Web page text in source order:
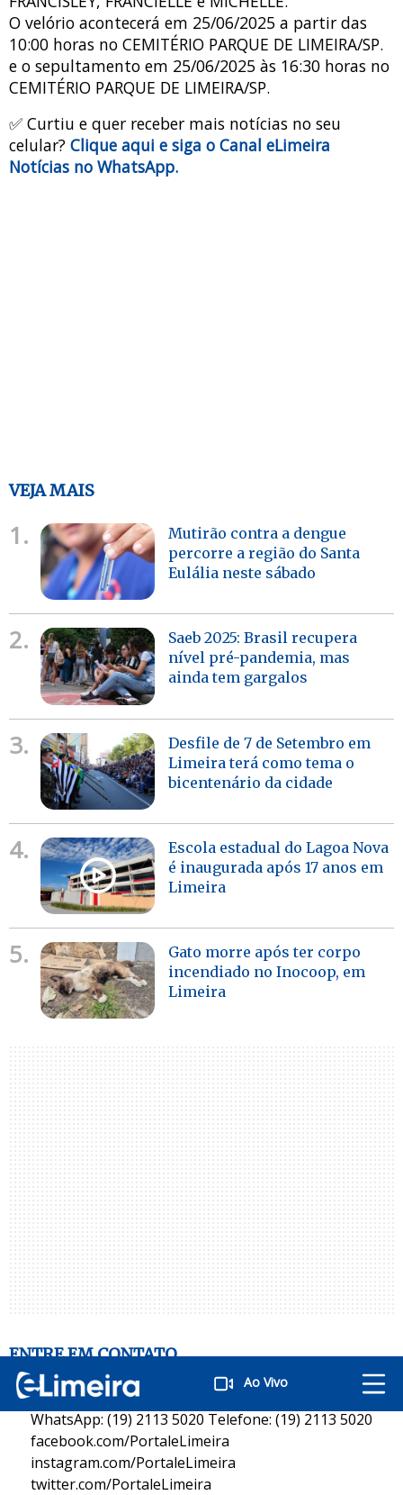
Ao Vivo
O velório acontecerá em 25/06/2025 a partir das
10:00 horas no CEMITÉRIO PARQUE DE LIMEIRA/SP.
e o sepultamento em 25/06/2025 às 16:30 horas no
CEMITÉRIO PARQUE DE LIMEIRA/SP.
✅ Curtiu e quer receber mais notícias no seu
celular? Clique aqui e siga o Canal eLimeira
Notícias no WhatsApp.
VEJA MAIS
1.
Mutirão contra a dengue
percorre a região do Santa
Eulália neste sábado
2.
Saeb 2025: Brasil recupera
nível pré-pandemia, mas
ainda tem gargalos
3.
Desfile de 7 de Setembro em
Limeira terá como tema o
bicentenário da cidade
4.
Escola estadual do Lagoa Nova
é inaugurada após 17 anos em
Limeira
5.
Gato morre após ter corpo
incendiado no Inocoop, em
Limeira
ENTRE EM CONTATO
WhatsApp: (19) 2113 5020 Telefone: (19) 2113 5020
facebook.com/PortaleLimeira
instagram.com/PortaleLimeira
twitter.com/PortaleLimeira